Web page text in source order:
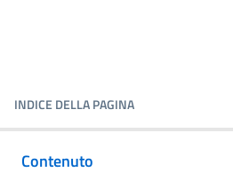
INDICE DELLA PAGINA
Contenuto